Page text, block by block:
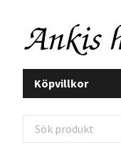
Köpvillkor